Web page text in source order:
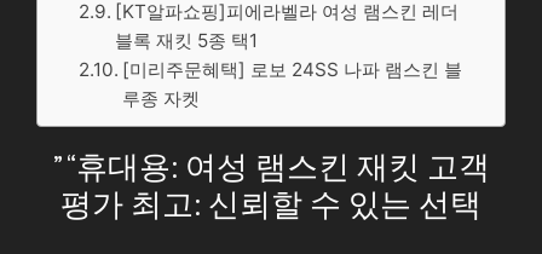
[KT알파쇼핑]피에라벨라 여성 램스킨 레더
블록 재킷 5종 택1
[미리주문혜택] 로보 24SS 나파 램스킨 블
루종 자켓
” “휴대용: 여성 램스킨 재킷 고객
평가 최고: 신뢰할 수 있는 선택